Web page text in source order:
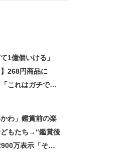
1億個いける」
】268円商品に
これはガチで美
かわ」鑑賞前の楽
どもたち→“鑑賞後
万表示「そう